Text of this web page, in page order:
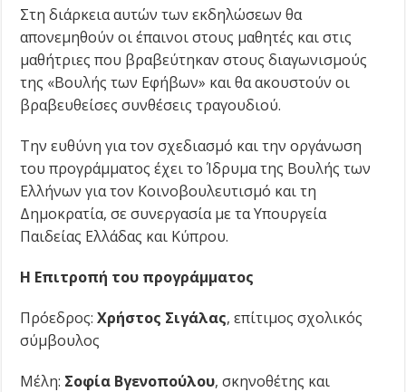
Στη διάρκεια αυτών των εκδηλώσεων θα
απονεμηθούν οι έπαινοι στους μαθητές και στις
μαθήτριες που βραβεύτηκαν στους διαγωνισμούς
της «Βουλής των Εφήβων» και θα ακουστούν οι
βραβευθείσες συνθέσεις τραγουδιού.
Την ευθύνη για τον σχεδιασμό και την οργάνωση
του προγράμματος έχει το Ίδρυμα της Βουλής των
Ελλήνων για τον Κοινοβουλευτισμό και τη
Δημοκρατία, σε συνεργασία με τα Υπουργεία
Παιδείας Ελλάδας και Κύπρου.
Η Επιτροπή του προγράμματος
Πρόεδρος:Χρήστος Σιγάλας, επίτιμος σχολικός
σύμβουλος
Μέλη: Σοφία Βγενοπούλου, σκηνοθέτης και